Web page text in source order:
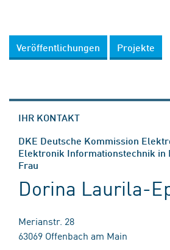
Veröffentlichungen Projekte
IHR KONTAKT
DKE Deutsche Kommission
Elektronik Informationstechnik in
Frau
Dorina Laurila-
Merianstr. 28
63069 Offenbach am Main